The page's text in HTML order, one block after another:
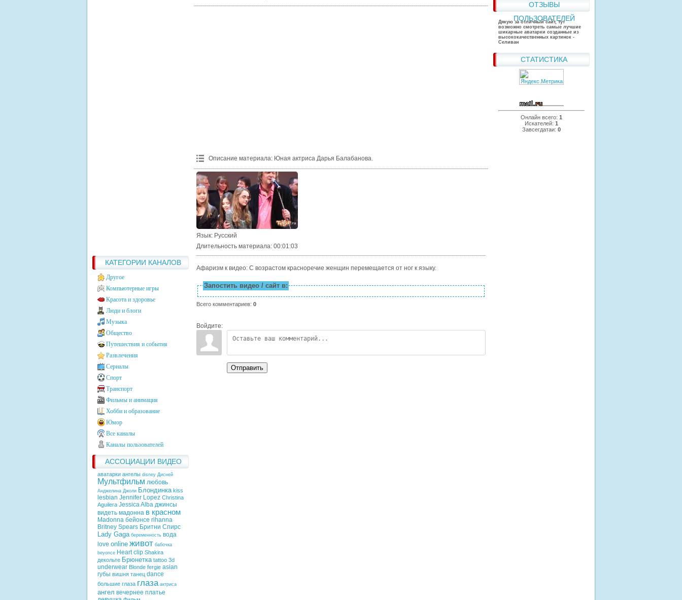
КАТЕГОРИИ КАНАЛОВ
Другое
Компьютерные игры
Красота и здоровье
Люди и блоги
Музыка
Общество
Путешествия и события
Развлечения
Сериалы
Спорт
Транспорт
Фильмы и анимация
Хобби и образование
Юмор
Все каналы
Каналы пользователей
АССОЦИАЦИИ ВИДЕО
аватарки ангелы disney Дисней
Мультфильм любовь
Анджелина Джоли Блондинка kiss
lesbian Jennifer Lopez Christina
Aguilera Jessica Alba джинсы
видеть мадонна в красном
Madonna бейонсе rihanna
Britney Spears Бритни Спирс
Lady Gaga беременность вода
love online живот бабочка
beyonce Heart clip Shakira
декольте Брюнетка tattoo 3d
underwear Blonde fergie asian
губы вишня танец dance
большие глаза глаза актриса
ангел вечернее платье
ОТЗЫВЫ
ПОЛЬЗОВАТЕЛЕЙ
Дякую за отличный сайт, тут
возможно смотреть самые лучшие
шикарные аватарки созданные из
высококачественных картинок -
Селиван
СТАТИСТИКА
Онлайн всего: 1
Искателей: 1
Завсегдатаи: 0
Описание материала: Юная актриса Дарья Балабанова.
Язык: Русский
Длительность материала: 00:01:03
Афаризм к видео: С возрастом красноречие женщин перемещается от ног к языку.
Запостить видео / сайт в:
Всего комментариев: 0
Войдите:
Отправить